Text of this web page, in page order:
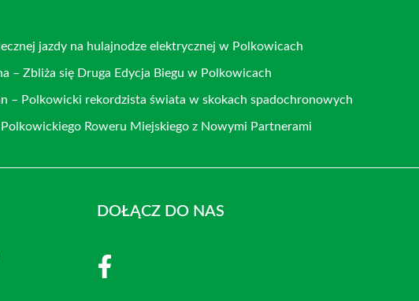
jazdy na hulajnodze elektrycznej w Polkowicach
– Zbliża się Druga Edycja Biegu w Polkowicach
– Polkowicki rekordzista świata w skokach spadochronowych
Roweru Miejskiego z Nowymi Partnerami
DOŁĄCZ DO NAS